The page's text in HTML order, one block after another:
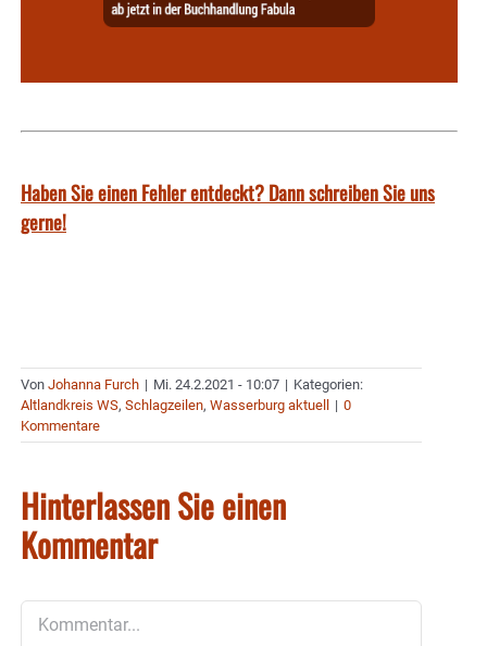
Haben Sie einen Fehler entdeckt? Dann schreiben Sie uns
gerne!
Von Johanna Furch | Mi. 24.2.2021 - 10:07 | Kategorien:
Altlandkreis WS, Schlagzeilen, Wasserburg aktuell | 0
Kommentare
Hinterlassen Sie einen
Kommentar